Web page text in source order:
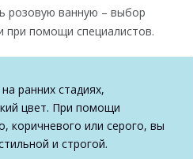
розовую ванную – выбор
при помощи специалистов.
ранних стадиях,
цвет. При помощи
коричневого или серого, вы
и строгой.